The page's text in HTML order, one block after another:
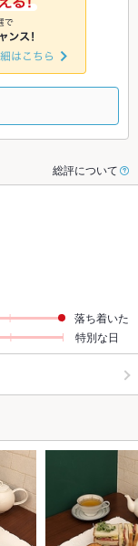
◎
総評について
落ち着いた
特別な日